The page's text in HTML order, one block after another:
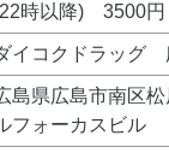
時以降) 3500円
イコクドラッグ
島県広島市南区
フォーカスビル